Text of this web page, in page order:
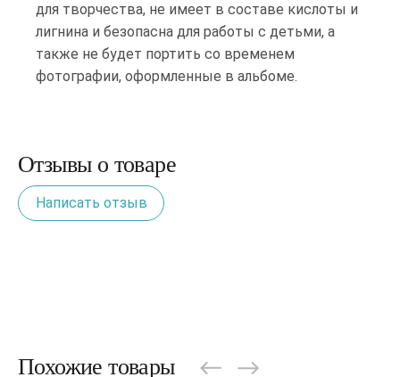
для творчества, не имеет в составе кислоты и
лигнина и безопасна для работы с детьми, а
также не будет портить со временем
фотографии, оформленные в альбоме.
Отзывы о товаре
Написать отзыв
Похожие товары